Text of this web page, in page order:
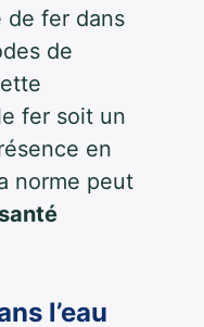
de fer dans
de
fer soit un
en
norme peut
santé
l’eau